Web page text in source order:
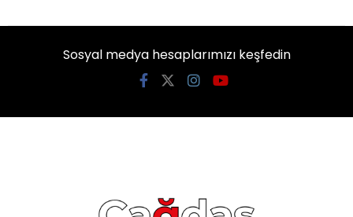
Sosyal medya hesaplarımızı keşfedin